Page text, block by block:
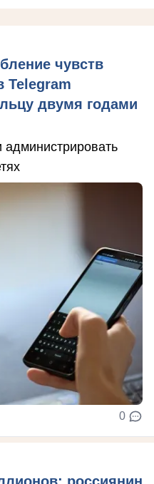
чувств
Telegram
двумя годами
администрировать
0